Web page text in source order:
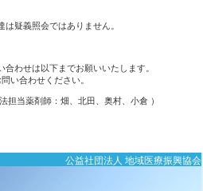
疑義照会ではありません。
わせは以下までお願いいたします。
い合わせください。
当薬剤師：畑、北田、奥村、小倉 ）
公益社団法人 地域医療振興協会